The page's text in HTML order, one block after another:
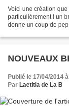
Voici une création
particulièrement ! un
donne un coup de
NOUVEAUX
Publié le 17/04/2014
Par Laetitia de La B